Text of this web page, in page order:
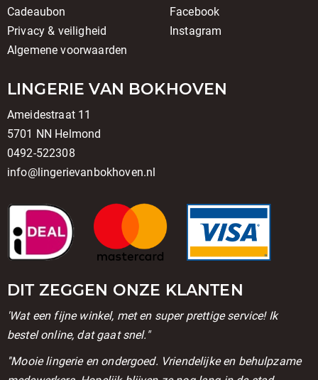
Cadeaubon
Privacy & veiligheid
Algemene voorwaarden
Facebook
Instagram
LINGERIE VAN BOKHOVEN
Ameidestraat 11
5701 NN Helmond
0492-522308
info@lingerievanbokhoven.nl
DIT ZEGGEN ONZE KLANTEN
'Wat een fijne winkel, met en super prettige service! Ik
bestel online, dat gaat snel."
''Mooie lingerie en ondergoed. Vriendelijke en behulpzame